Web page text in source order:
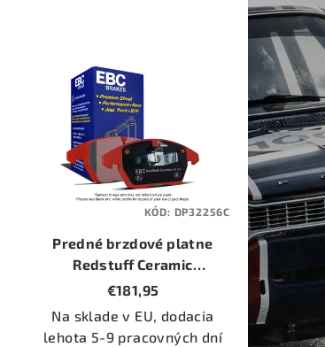
Predné brzdové platne
Redstuff Ceramic
(DP32256C)
€181,95
Na sklade v EU, dodacia
lehota 5-9 pracovných dní
KÓD: DP32256C